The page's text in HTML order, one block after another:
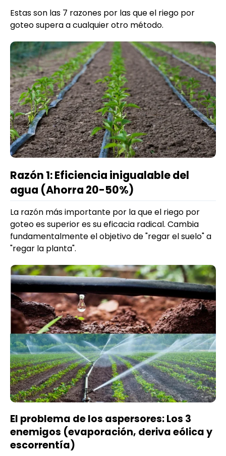
Estas son las 7 razones por las que el riego por
goteo supera a cualquier otro método.
Razón 1: Eficiencia inigualable del
agua (Ahorra 20-50%)
La razón más importante por la que el riego por
goteo es superior es su eficacia radical. Cambia
fundamentalmente el objetivo de "regar el suelo" a
"regar la planta".
El problema de los aspersores: Los 3
enemigos (evaporación, deriva eólica y
escorrentía)